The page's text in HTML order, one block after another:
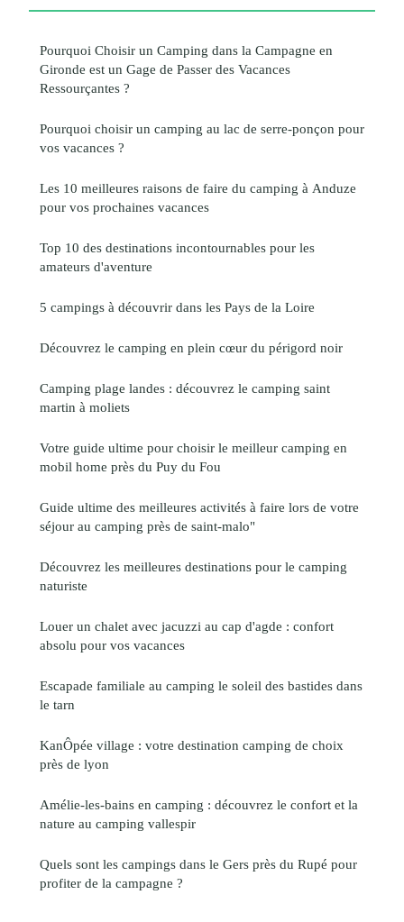
Pourquoi Choisir un Camping dans la Campagne en
Gironde est un Gage de Passer des Vacances
Ressourçantes ?
Pourquoi choisir un camping au lac de serre-ponçon pour
vos vacances ?
Les 10 meilleures raisons de faire du camping à Anduze
pour vos prochaines vacances
Top 10 des destinations incontournables pour les
amateurs d'aventure
5 campings à découvrir dans les Pays de la Loire
Découvrez le camping en plein cœur du périgord noir
Camping plage landes : découvrez le camping saint
martin à moliets
Votre guide ultime pour choisir le meilleur camping en
mobil home près du Puy du Fou
Guide ultime des meilleures activités à faire lors de votre
séjour au camping près de saint-malo"
Découvrez les meilleures destinations pour le camping
naturiste
Louer un chalet avec jacuzzi au cap d'agde : confort
absolu pour vos vacances
Escapade familiale au camping le soleil des bastides dans
le tarn
KanÔpée village : votre destination camping de choix
près de lyon
Amélie-les-bains en camping : découvrez le confort et la
nature au camping vallespir
Quels sont les campings dans le Gers près du Rupé pour
profiter de la campagne ?